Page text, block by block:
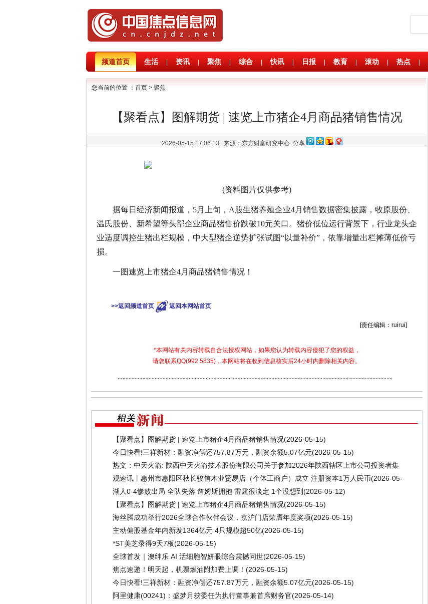
频道首页 生活 资讯 聚焦 综合 快讯 日报 教育 滚动 热点
您当前的位置 ： 首页 > 聚焦
【聚看点】图解期货 | 速览上市猪企4月商品猪销售情况
2026-05-15 17:06:13 来源：东方财富研究中心分享
(资料图片仅供参考)
据每日经济新闻报道，5月上旬，A股生猪养殖企业4月销售数据密集披露，牧原股份、
温氏股份、新希望等头部企业商品猪售价跌破10元关口。猪价低位运行背景下，行业龙头企
业适度调控生猪出栏规模，中大型猪企逆势扩张试图“以量补价”，依靠增量出栏摊薄低价亏
损。
一图速览上市猪企4月商品猪销售情况！
>>返回频道首页 返回本网站首页
[责任编辑：ruirui]
*本网站有关内容转载自合法授权网站，如果您认为转载内容侵犯了您的权益，
请您联系QQ(992 5835)，本网站将在收到信息核实后24小时内删除相关内容。
【聚看点】图解期货 | 速览上市猪企4月商品猪销售情况(2026-05-15)
今日快看!三祥新材：融资净偿还757.87万元，融资余额5.07亿元(2026-05-15)
热文：中天火箭: 陕西中天火箭技术股份有限公司关于参加2026年陕西辖区上市公司投资者集
体接待日暨2025年度业绩说明会的公告(2026-05-14)
观速讯丨惠州市惠阳区秋长骏信木业贸易店（个体工商户）成立 注册资本1万人民币(2026-05-
14)
湖人0-4惨败出局 全队失落 詹姆斯拥抱 雷霆很淡定 1个没想到(2026-05-12)
【聚看点】图解期货 | 速览上市猪企4月商品猪销售情况(2026-05-15)
海丝腾成功举行2026全球合作伙伴会议，京沪门店荣膺年度奖项(2026-05-15)
主动偏股基金年内新发1364亿元 4只规模超50亿(2026-05-15)
*ST美芝录得9天7板(2026-05-15)
全球首发｜澳绅乐 AI 活细胞智妍眼综合震撼问世(2026-05-15)
焦点速递！明天起，机票燃油附加费上调！ (2026-05-15)
今日快看!三祥新材：融资净偿还757.87万元，融资余额5.07亿元(2026-05-15)
阿里健康(00241)：盛梦月获委任为执行董事兼首席财务官(2026-05-14)